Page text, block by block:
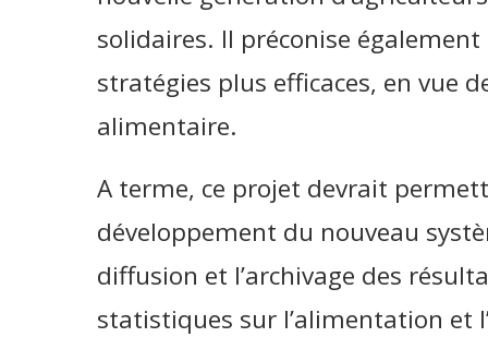
solidaires. Il préconise
stratégies plus efficaces, en vue
alimentaire.
A terme, ce projet devrait
développement du nouveau
diffusion et l’archivage des
statistiques sur l’alimentation et